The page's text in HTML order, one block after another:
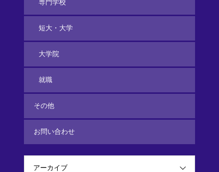
専門学校
短大・大学
大学院
就職
その他
お問い合わせ
アーカイブ